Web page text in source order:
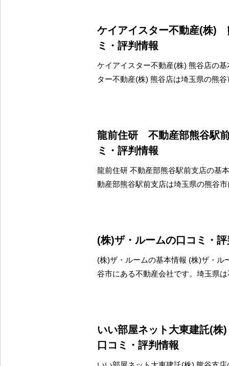
ケイアイスター不動産(株)
ミ・評判情報
ケイアイスター不動産(株) 熊谷店の
ター不動産(株) 熊谷店は埼玉県の熊谷
龍前住研 不動産部熊谷駅
ミ・評判情報
龍前住研 不動産部熊谷駅前支店の基
動産部熊谷駅前支店は埼玉県の熊谷
(株)ザ・ルームの口コミ・
(株)ザ・ルームの基本情報 (株)ザ・ル
谷市にある不動産会社です。埼玉県
いい部屋ネット大東建託(
口コミ・評判情報